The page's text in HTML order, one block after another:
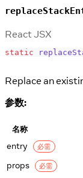
React JSX
static
Replace an
参数:
名称
entry 必需
props 必需